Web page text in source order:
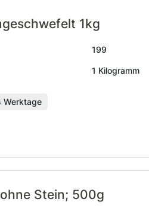
1kg
199
1 Kilogramm
Werktage
Stein; 500g